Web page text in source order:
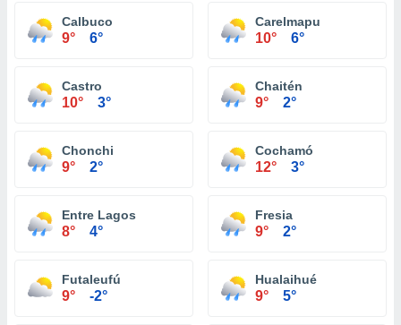
Calbuco
9° 6°
Carelmapu
10° 6°
Castro
10° 3°
Chaitén
9° 2°
Chonchi
9° 2°
Cochamó
12° 3°
Entre Lagos
8° 4°
Fresia
9° 2°
Futaleufú
9° -2°
Hualaihué
9° 5°